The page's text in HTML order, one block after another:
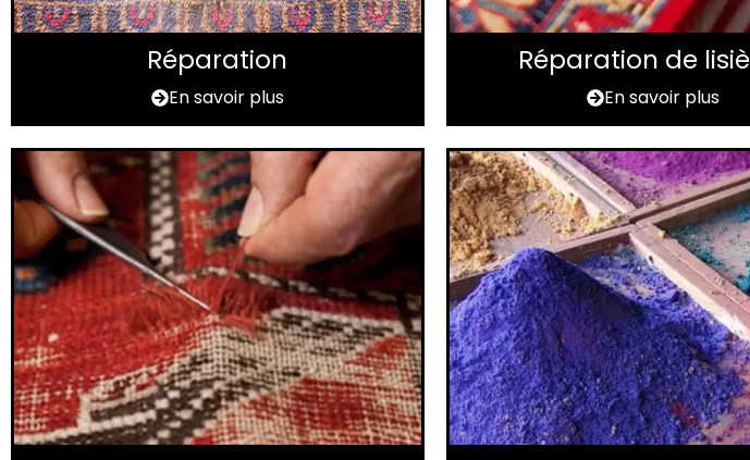
Réparation
En savoir plus
Réparation de
En savoir plus